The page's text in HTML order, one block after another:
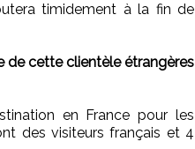
timidement à la fin de
de cette clientèle étrangères
en France pour les
des visiteurs français et 4